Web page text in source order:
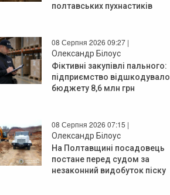
полтавських пухнастиків
08 Серпня 2026 09:27 |
Олександр Білоус
Фіктивні закупівлі пального:
підприємство відшкодувало
бюджету 8,6 млн грн
08 Серпня 2026 07:15 |
Олександр Білоус
На Полтавщині посадовець
постане перед судом за
незаконний видобуток піску